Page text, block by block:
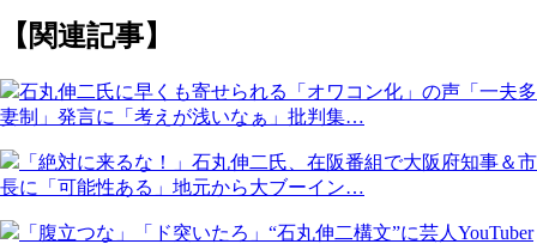
【関連記事】
石丸伸二氏に早くも寄せられる「オワコン化」の声「一夫多
妻制」発言に「考えが浅いなぁ」批判集…
「絶対に来るな！」石丸伸二氏、在阪番組で大阪府知事＆市
長に「可能性ある」地元から大ブーイン…
「腹立つな」「ド突いたろ」“石丸伸二構文”に芸人YouTuber